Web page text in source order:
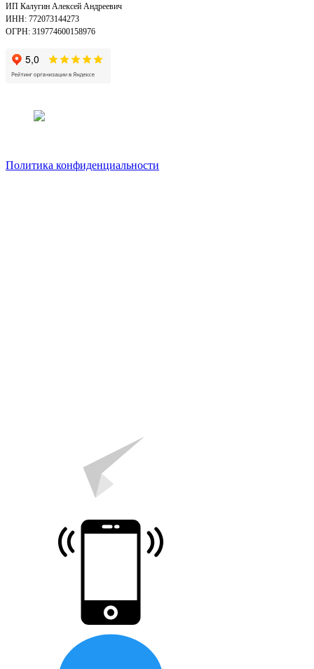
ИП Калугин Алексей Андреевич
ИНН: 772073144273
ОГРН: 319774600158976
Политика конфиденциальности